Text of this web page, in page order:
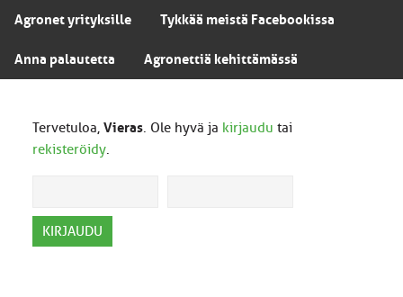
Agronet yrityksille Tykkää meistä Facebookissa
Anna palautetta Agronettiä kehittämässä
Tervetuloa, Vieras. Ole hyvä ja kirjaudu tai
rekisteröidy.